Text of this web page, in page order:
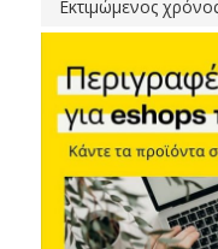
Εκτιμώμενος